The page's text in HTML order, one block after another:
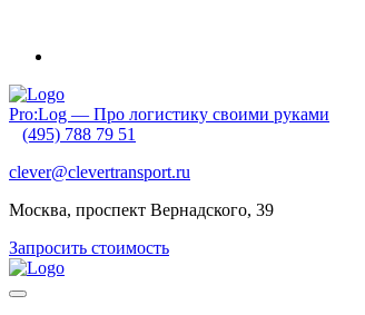
Pro:Log — Про логистику своими руками
(495) 788 79 51
clever@clevertransport.ru
Москва, проспект Вернадского, 39
Запросить стоимость